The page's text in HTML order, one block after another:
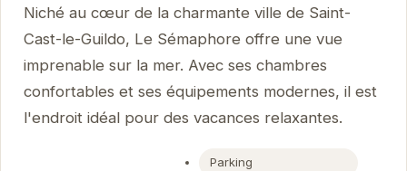
Niché au cœur de la charmante ville de Saint-
Cast-le-Guildo, Le Sémaphore offre une vue
imprenable sur la mer. Avec ses chambres
confortables et ses équipements modernes, il est
l'endroit idéal pour des vacances relaxantes.
Parking